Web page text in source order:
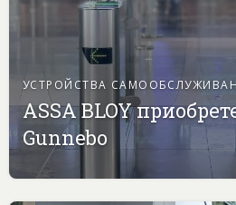
УСТРОЙСТВА
ASSA BLOY
Gunnebo